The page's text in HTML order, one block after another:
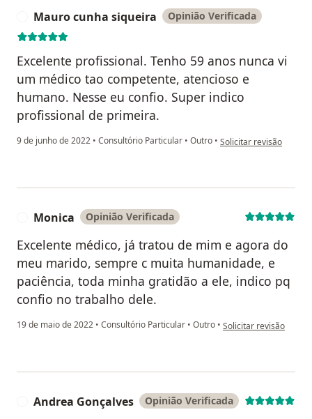
Mauro cunha siqueira Opinião Verificada
Excelente profissional. Tenho 59 anos nunca vi
um médico tao competente, atencioso e
humano. Nesse eu confio. Super indico
profissional de primeira.
9 de junho de 2022 • Consultório Particular • Outro • na opinião do
Solicitar revisão
Monica Opinião Verificada
Excelente médico, já tratou de mim e agora do
meu marido, sempre c muita humanidade, e
paciência, toda minha gratidão a ele, indico pq
confio no trabalho dele.
19 de maio de 2022 • Consultório Particular • Outro • na opinião do
Solicitar revisão
Andrea Gonçalves Opinião Verificada